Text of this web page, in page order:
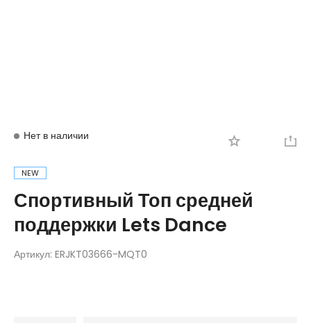
Нет в наличии
NEW
Спортивный Топ средней
поддержки Lets Dance
Артикул: ERJKT03666-MQT0